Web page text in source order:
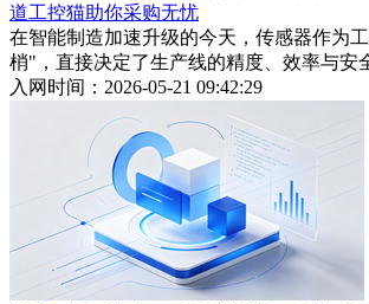
道工控猫助你采购无忧
在智能制造加速升级的今天，传感器作为
梢"，直接决定了生产线的精度、效率与安
入网时间：2026-05-21 09:42:29